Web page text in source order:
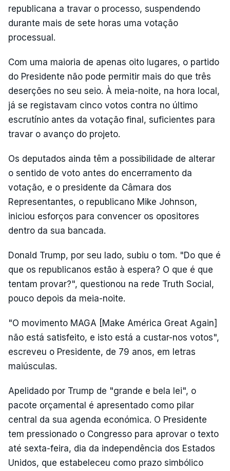
republicana a travar o processo, suspendendo
durante mais de sete horas uma votação
processual.
Com uma maioria de apenas oito lugares, o partido
do Presidente não pode permitir mais do que três
deserções no seu seio. À meia-noite, na hora local,
já se registavam cinco votos contra no último
escrutínio antes da votação final, suficientes para
travar o avanço do projeto.
Os deputados ainda têm a possibilidade de alterar
o sentido de voto antes do encerramento da
votação, e o presidente da Câmara dos
Representantes, o republicano Mike Johnson,
iniciou esforços para convencer os opositores
dentro da sua bancada.
Donald Trump, por seu lado, subiu o tom. "Do que é
que os republicanos estão à espera? O que é que
tentam provar?", questionou na rede Truth Social,
pouco depois da meia-noite.
"O movimento MAGA [Make América Great Again]
não está satisfeito, e isto está a custar-nos votos",
escreveu o Presidente, de 79 anos, em letras
maiúsculas.
Apelidado por Trump de "grande e bela lei", o
pacote orçamental é apresentado como pilar
central da sua agenda económica. O Presidente
tem pressionado o Congresso para aprovar o texto
até sexta-feira, dia da independência dos Estados
Unidos, que estabeleceu como prazo simbólico